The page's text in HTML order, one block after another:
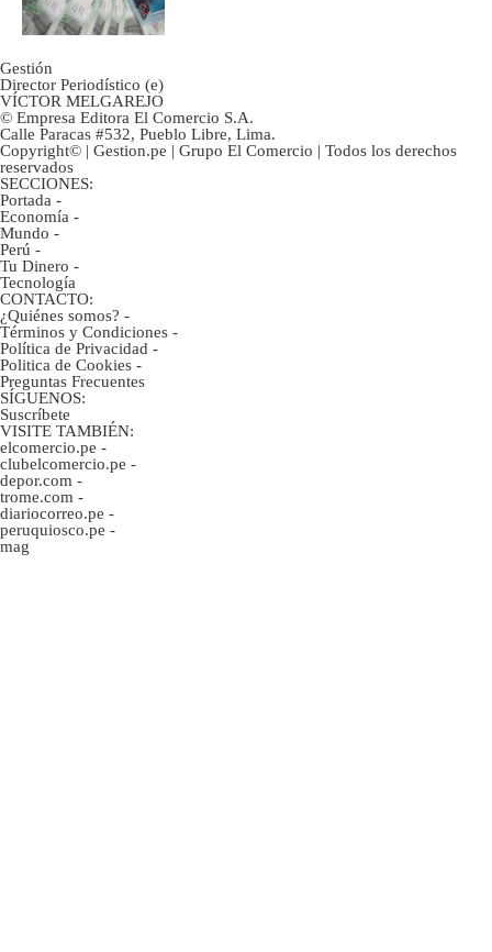
Gestión
Director Periodístico (e)
VÍCTOR MELGAREJO
© Empresa Editora El Comercio S.A.
Calle Paracas #532, Pueblo Libre, Lima.
Copyright© | Gestion.pe | Grupo El Comercio | Todos los derechos
reservados
SECCIONES:
Portada -
Economía -
Mundo -
Perú -
Tu Dinero -
Tecnología
CONTACTO:
¿Quiénes somos? -
Términos y Condiciones -
Política de Privacidad -
Politica de Cookies -
Preguntas Frecuentes
SÍGUENOS:
Suscríbete
VISITE TAMBIÉN:
elcomercio.pe -
clubelcomercio.pe -
depor.com -
trome.com -
diariocorreo.pe -
peruquiosco.pe -
mag